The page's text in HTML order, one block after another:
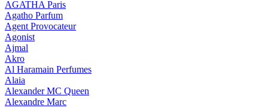
AGATHA Paris
Agatho Parfum
Agent Provocateur
Agonist
Ajmal
Akro
Al Haramain Perfumes
Alaia
Alexander MC Queen
Alexandre Marc